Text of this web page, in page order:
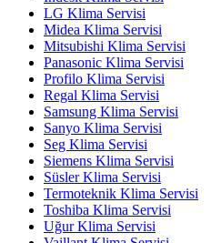
LG Klima Servisi
Midea Klima Servisi
Mitsubishi Klima Servisi
Panasonic Klima Servisi
Profilo Klima Servisi
Regal Klima Servisi
Samsung Klima Servisi
Sanyo Klima Servisi
Seg Klima Servisi
Siemens Klima Servisi
Süsler Klima Servisi
Termoteknik Klima Servisi
Toshiba Klima Servisi
Uğur Klima Servisi